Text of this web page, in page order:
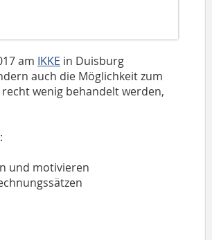
am IKKE in Duisburg
auch die Möglichkeit zum
wenig behandelt werden,
und motivieren